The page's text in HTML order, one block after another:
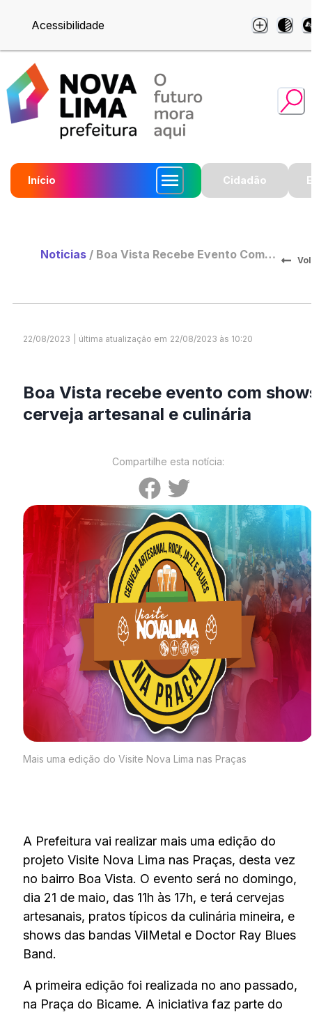
Acessibilidade
Início Cidadão
Noticias / Boa Vista Recebe Evento Com
22/08/2023 última atualização em 22/08/2023 às 10:20
Boa Vista recebe evento com
cerveja artesanal e culinária
Compartilhe esta notícia:
Mais uma edição do Visite Nova Lima nas Praças
A Prefeitura vai realizar mais uma edição do
projeto Visite Nova Lima nas Praças, desta vez
no bairro Boa Vista. O evento será no domingo,
dia 21 de maio, das 11h às 17h, e terá cervejas
artesanais, pratos típicos da culinária mineira, e
shows das bandas VilMetal e Doctor Ray Blues
Band.
A primeira edição foi realizada no ano passado,
na Praça do Bicame. A iniciativa faz parte do